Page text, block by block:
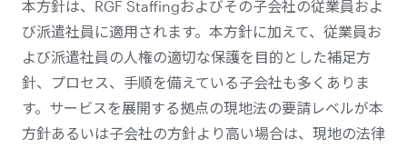
本方針は、RGF Staffingおよびその子会社の従業員およ
び派遣社員に適用されます。本方針に加えて、従業員お
よび派遣社員の人権の適切な保護を目的とした補足方
針、プロセス、手順を備えている子会社も多くありま
す。サービスを展開する拠点の現地法の要請レベルが本
方針あるいは子会社の方針より高い場合は、現地の法律